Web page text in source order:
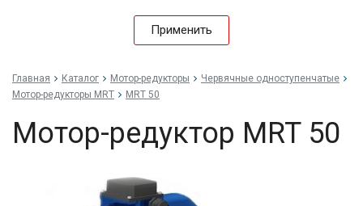
Применить
Главная Каталог Мотор-редукторы
Червячные одноступенчатые
Мотор-редукторы MRT
MRT 50
Мотор-редуктор MRT 50